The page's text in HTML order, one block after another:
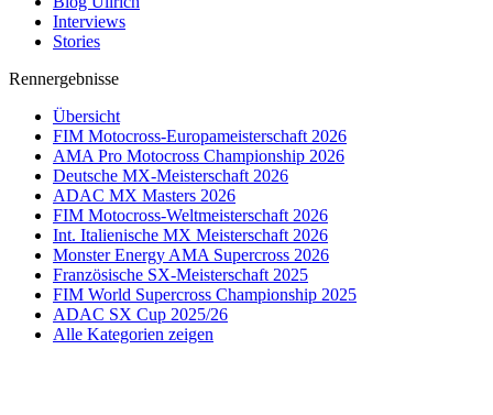
Interviews
Stories
Rennergebnisse
Übersicht
FIM Motocross-Europameisterschaft 2026
AMA Pro Motocross Championship 2026
Deutsche MX-Meisterschaft 2026
ADAC MX Masters 2026
FIM Motocross-Weltmeisterschaft 2026
Int. Italienische MX Meisterschaft 2026
Monster Energy AMA Supercross 2026
Französische SX-Meisterschaft 2025
FIM World Supercross Championship 2025
ADAC SX Cup 2025/26
Alle Kategorien zeigen